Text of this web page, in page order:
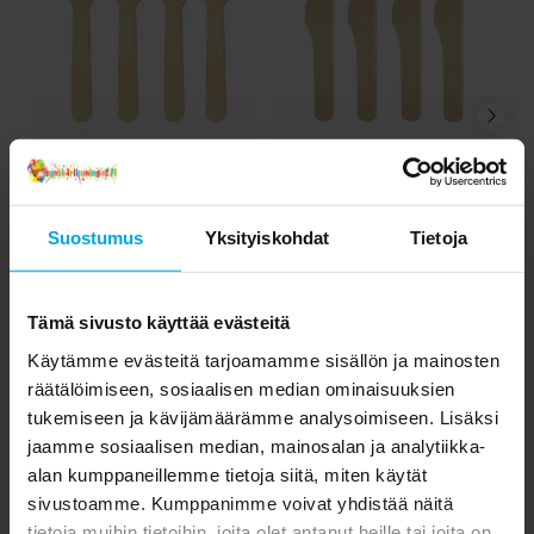
Suostumus Yksityiskohdat Tietoja
Tämä sivusto käyttää evästeitä
Käytämme evästeitä tarjoamamme sisällön ja mainosten
räätälöimiseen, sosiaalisen median ominaisuuksien
tukemiseen ja kävijämäärämme analysoimiseen. Lisäksi
jaamme sosiaalisen median, mainosalan ja analytiikka-
alan kumppaneillemme tietoja siitä, miten käytät
sivustoamme. Kumppanimme voivat yhdistää näitä
Mix it Up Synttärit Lovely Swan
Flying Balloons Synttärit
Narwhal
Puuhaarukat 8 kpl
Hinta:
1,90 €
OSTA
Puuveitset 8 kpl
1,90 €
1,90 €
OSTA
Toiset asiakkaat ostivat myös